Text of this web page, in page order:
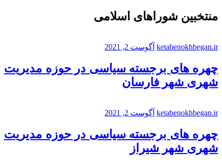
منتخبین شوراهای اسلامی
ketabenokhbegan.ir آگوست 2, 2021
چهره های برجسته سیاسی در حوزه مدیریت
شهری شهر فارسان
ketabenokhbegan.ir آگوست 2, 2021
چهره های برجسته سیاسی در حوزه مدیریت
شهری شهر شیراز